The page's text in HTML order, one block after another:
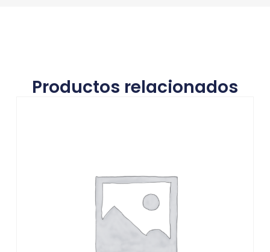
Productos relacionados